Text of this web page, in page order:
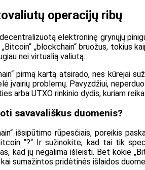
operacijų ribų
elektroninę grynųjų
„blockchain“ bruožus, tokius
nei virtualią valiutą.
pirmą kartą atsirado, nes kūrėjai
įvairių problemų. Pavyzdžiui,
arba UTXO rinkinio dydis, kuriam
savavališkus duomenis?
išsipūtimo rūpesčiais, poreikis
“?“ Ir sužinokite, kad tai tik
kad jų negalima išleisti. Bet kokie
sumažintos pridėtinės išlaidos